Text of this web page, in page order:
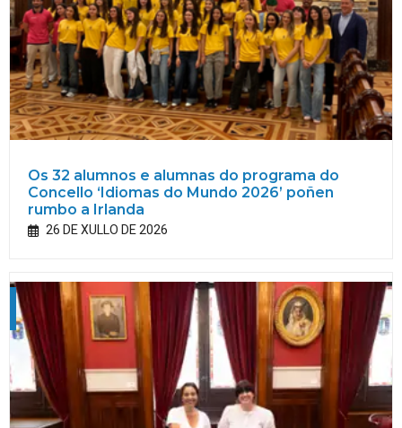
Os 32 alumnos e alumnas do programa do
Concello ‘Idiomas do Mundo 2026’ poñen
rumbo a Irlanda
26 DE XULLO DE 2026